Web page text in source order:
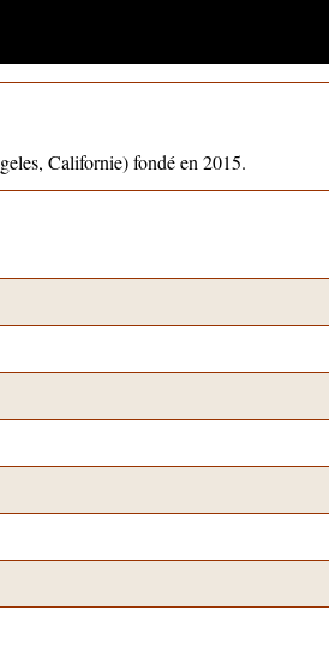
Californie) fondé en 2015.